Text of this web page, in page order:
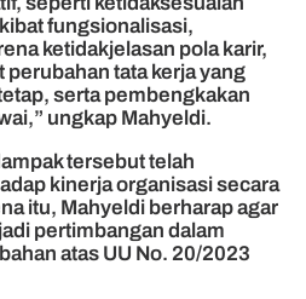
fungsionalisasi,
ketidakjelasan pola karir,
tata kerja yang
serta pembengkakan
ungkap Mahyeldi.
tersebut telah
kinerja organisasi secara
itu, Mahyeldi berharap agar
pertimbangan dalam
atas UU No. 20/2023